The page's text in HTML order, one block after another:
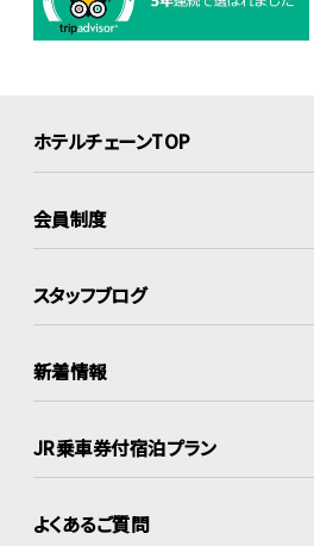
ホテルチェーンTOP
会員制度
スタッフブログ
新着情報
JR乗車券付宿泊プラン
よくあるご質問